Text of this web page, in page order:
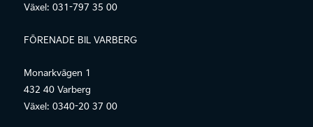
Växel: 031-797 35 00
FÖRENADE BIL VARBERG
Monarkvägen 1
432 40 Varberg
Växel: 0340-20 37 00